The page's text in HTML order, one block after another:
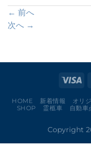
← 前へ
次へ →
HOME 新着情報 オリ
SHOP
霊柩車 自動車
Copyright